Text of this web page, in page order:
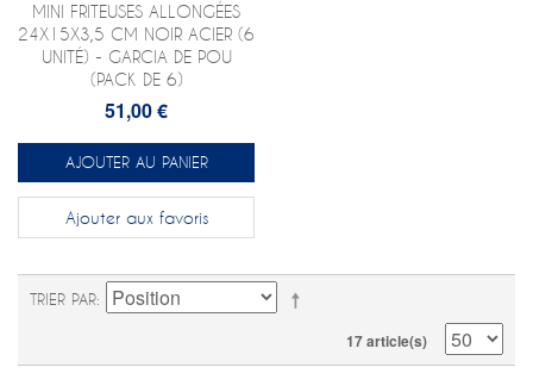
MINI FRITEUSES ALLONGÉES
24X15X3,5 CM NOIR ACIER (6
UNITÉ) - GARCIA DE POU
(PACK DE 6)
51,00 €
AJOUTER AU PANIER
Ajouter aux favoris
TRIER PAR
17 article(s)